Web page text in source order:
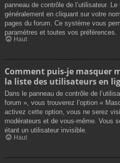
panneau de contrôle de l’utilisateur.
généralement en cliquant sur votre
pages du forum. Ce système vous
paramètres et toutes vos préférences.
Haut
Comment puis-je masquer
la liste des utilisateurs en
Dans le panneau de contrôle de
forum », vous trouverez l’option «
activez cette option, vous ne serez
modérateurs et de vous-même. Vous
étant un utilisateur invisible.
Haut